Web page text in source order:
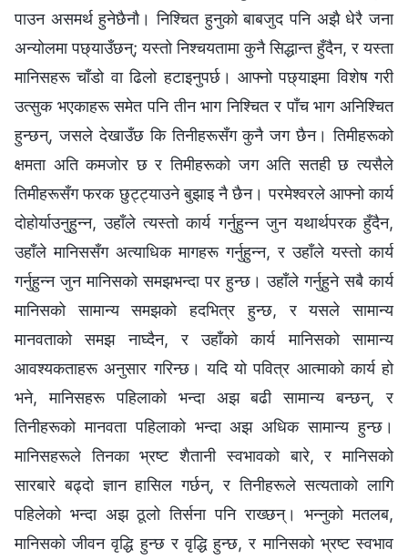
पाउन असमर्थ हुनेछैनौ। निश्चित हुनुको बाबजुद पनि अझै धेरै जना
अन्योलमा पछ्याउँछन्‌; यस्तो निश्चयतामा कुनै सिद्धान्त हुँदैन, र यस्ता
मानिसहरू चाँडो वा ढिलो हटाइनुपर्छ। आफ्नो पछ्याइमा विशेष गरी
उत्सुक भएकाहरू समेत पनि तीन भाग निश्चित र पाँच भाग अनिश्चित
हुन्छन्‌, जसले देखाउँछ कि तिनीहरूसँग कुनै जग छैन। तिमीहरूको
क्षमता अति कमजोर छ र तिमीहरूको जग अति सतही छ त्यसैले
तिमीहरूसँग फरक छुट्ट्याउने बुझाइ नै छैन। परमेश्‍वरले आफ्नो कार्य
दोहोर्याउनुहुन्न, उहाँले त्यस्तो कार्य गर्नुहुन्न जुन यथार्थपरक हुँदैन,
उहाँले मानिससँग अत्याधिक मागहरू गर्नुहुन्न, र उहाँले यस्तो कार्य
गर्नुहुन्न जुन मानिसको समझभन्दा पर हुन्छ। उहाँले गर्नुहुने सबै कार्य
मानिसको सामान्य समझको हदभित्र हुन्छ, र यसले सामान्य
मानवताको समझ नाघ्दैन, र उहाँको कार्य मानिसको सामान्य
आवश्यकताहरू अनुसार गरिन्छ। यदि यो पवित्र आत्माको कार्य हो
भने, मानिसहरू पहिलाको भन्दा अझ बढी सामान्य बन्छन्‌, र
तिनीहरूको मानवता पहिलाको भन्दा अझ अधिक सामान्य हुन्छ।
मानिसहरूले तिनका भ्रष्ट शैतानी स्वभावको बारे, र मानिसको
सारबारे बढ्दो ज्ञान हासिल गर्छन्‌, र तिनीहरूले सत्यताको लागि
पहिलेको भन्दा अझ ठूलो तिर्सना पनि राख्छन्‌। भन्नुको मतलब,
मानिसको जीवन वृद्धि हुन्छ र वृद्धि हुन्छ, र मानिसको भ्रष्ट स्वभाव